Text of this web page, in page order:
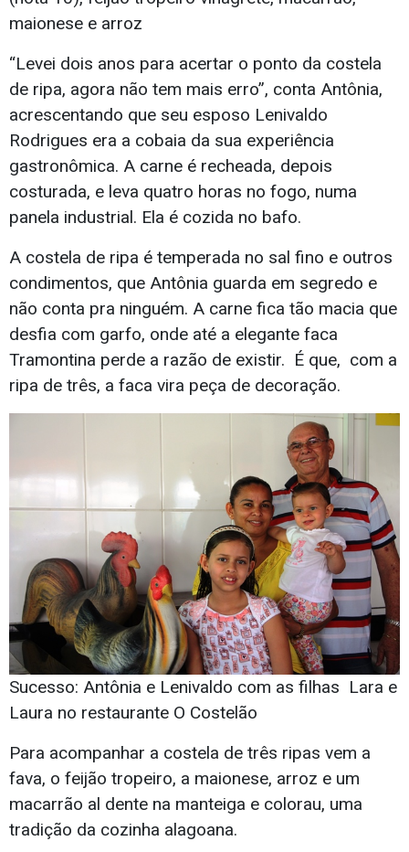
maionese e arroz
“Levei dois anos para acertar o ponto da costela
de ripa, agora não tem mais erro”, conta Antônia,
acrescentando que seu esposo Lenivaldo
Rodrigues era a cobaia da sua experiência
gastronômica. A carne é recheada, depois
costurada, e leva quatro horas no fogo, numa
panela industrial. Ela é cozida no bafo.
A costela de ripa é temperada no sal fino e outros
condimentos, que Antônia guarda em segredo e
não conta pra ninguém. A carne fica tão macia que
desfia com garfo, onde até a elegante faca
Tramontina perde a razão de existir. É que, com a
ripa de três, a faca vira peça de decoração.
Sucesso: Antônia e Lenivaldo com as filhas Lara e
Laura no restaurante O Costelão
Para acompanhar a costela de três ripas vem a
fava, o feijão tropeiro, a maionese, arroz e um
macarrão al dente na manteiga e colorau, uma
tradição da cozinha alagoana.